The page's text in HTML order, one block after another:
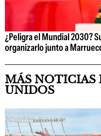
¿Peligra el Mundial 2030?
organizarlo junto a
MÁS NOTICIAS
UNIDOS